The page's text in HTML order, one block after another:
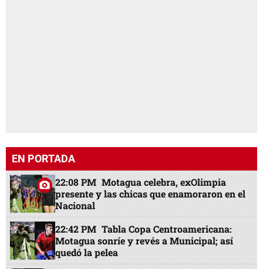
EN PORTADA
22:08 PM Motagua celebra, exOlimpia
presente y las chicas que enamoraron en el
Nacional
22:42 PM Tabla Copa Centroamericana:
Motagua sonríe y revés a Municipal; así
quedó la pelea